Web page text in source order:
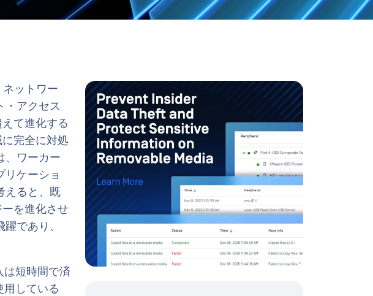
ネットワー
・アクセス
て進化する
完全に対処
、ワーカー
リケーショ
えると、既
を進化させ
であり、
は短時間で済
用している